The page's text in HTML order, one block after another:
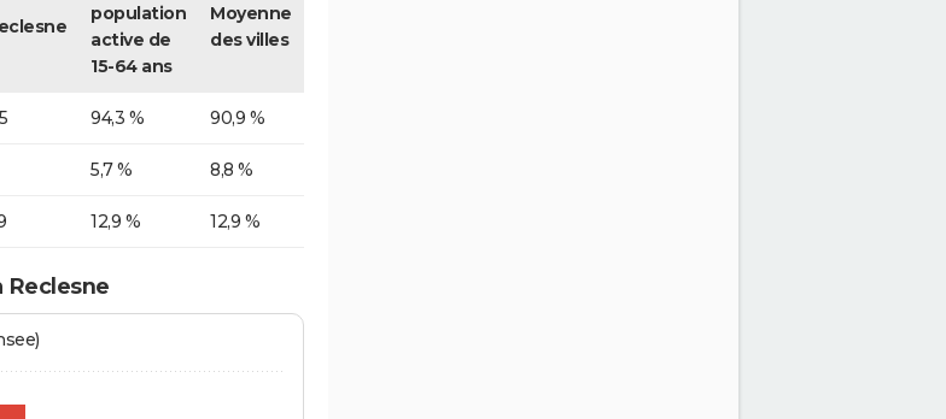
population
active de
15-64 ans
Moyenne
des villes
94,3 % 90,9 %
5,7 % 8,8 %
12,9 % 12,9 %